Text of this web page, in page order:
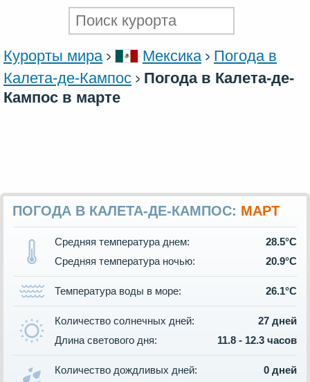
Курорты мира Мексика
Погода в
Калета-де-Кампос
Погода в Калета-де-
Кампос в марте
ПОГОДА В КАЛЕТА-ДЕ-КАМПОС: МАРТ
Средняя температура днем:
28.5°C
Средняя температура ночью:
20.9°C
Температура воды в море: 26.1°C
Количество солнечных дней:
27 дней
Длина светового дня:
11.8 - 12.3 часов
Количество дождливых дней:
0 дней